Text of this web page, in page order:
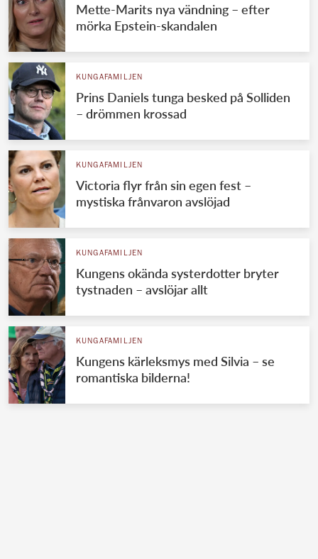
Mette-Marits nya vändning – efter
mörka Epstein-skandalen
KUNGAFAMILJEN
Prins Daniels tunga besked på Solliden
– drömmen krossad
KUNGAFAMILJEN
Victoria flyr från sin egen fest –
mystiska frånvaron avslöjad
KUNGAFAMILJEN
Kungens okända systerdotter bryter
tystnaden – avslöjar allt
KUNGAFAMILJEN
Kungens kärleksmys med Silvia – se
romantiska bilderna!